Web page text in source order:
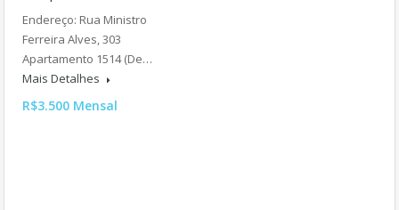
Endereço: Rua Ministro
Ferreira Alves, 303
Apartamento 1514 (De…
Mais Detalhes
R$3.500 Mensal